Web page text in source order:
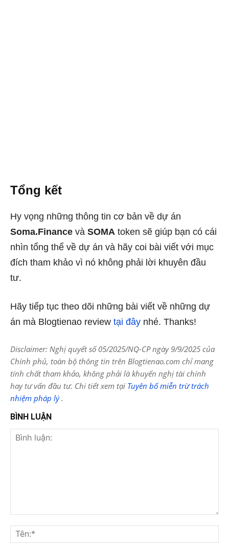
Tổng kết
Hy vọng những thông tin cơ bản về dự án
Soma.Finance và SOMA token sẽ giúp bạn có cái
nhìn tổng thể về dự án và hãy coi bài viết với mục
đích tham khảo vì nó không phải lời khuyên đầu
tư.
Hãy tiếp tục theo dõi những bài viết về những dự
án mà Blogtienao review tại đây nhé. Thanks!
Disclaimer: Nghị quyết số 05/2025/NQ-CP ngày 9/9/2025 của
Chính phủ, toàn bộ thông tin trên Blogtienao.com chỉ mang
tính chất tham khảo, không phải là khuyến nghị tài chính
hay tư vấn đầu tư. Chi tiết xem tại Tuyên bố miễn trừ trách
nhiệm pháp lý.
BÌNH LUẬN
luận: